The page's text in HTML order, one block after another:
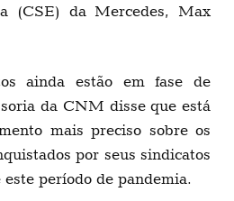
(CSE) da Mercedes, Max
ainda estão em fase de
da CNM disse que está
mais preciso sobre os
por seus sindicatos
período de pandemia.